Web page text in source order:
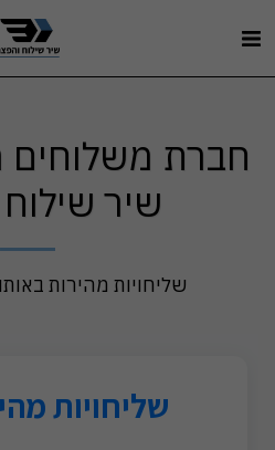
חברת משלוחים
שיר
שליחויות מהירות